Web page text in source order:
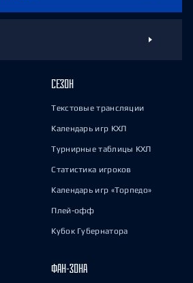
СЕЗОН
Текстовые трансляции
Календарь игр КХЛ
Турнирные таблицы КХЛ
Статистика игроков
Календарь игр «Торпедо»
Плей-офф
Кубок Губернатора
ФАН-ЗОНА